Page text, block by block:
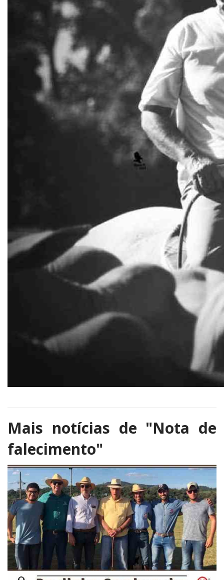
Mais notícias de "Nota de
falecimento"